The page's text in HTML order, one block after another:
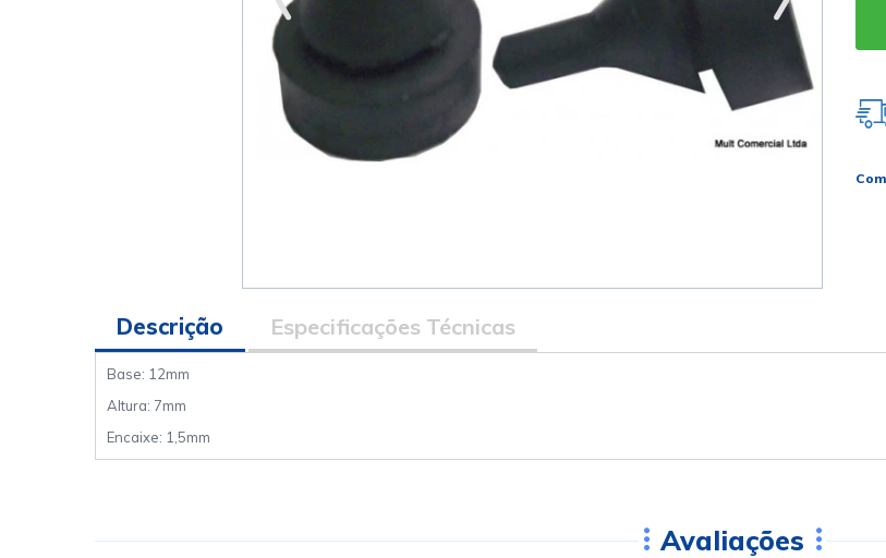
Descrição
Base: 12mm
Altura: 7mm
Encaixe: 1,5mm
Especificações Técnicas
Avaliações